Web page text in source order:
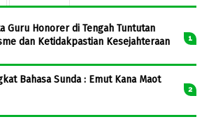
Guru Honorer di Tengah Tuntutan
dan Ketidakpastian Kesejahteraan
Bahasa Sunda : Emut Kana Maot